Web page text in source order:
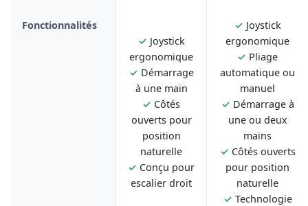
Fonctionnalités
✓ Joystick
ergonomique
✓ Démarrage
à une main
✓ Côtés
ouverts pour
position
naturelle
✓ Conçu pour
escalier droit
✓ Joystick
ergonomique
✓ Pliage
automatique ou
manuel
✓ Démarrage à
une ou deux
mains
✓ Côtés ouverts
pour position
naturelle
✓ Technologie